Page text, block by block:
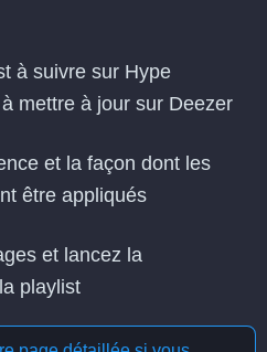
à suivre sur Hype
mettre à jour sur Deezer
et la façon dont les
être appliqués
et lancez la
playlist